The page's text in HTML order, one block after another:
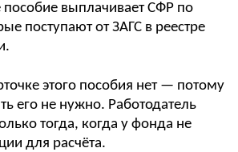
выплачивает СФР по
поступают от ЗАГС в реестре
этого пособия нет — потому
его не нужно. Работодатель
тогда, когда у фонда не
для расчёта.